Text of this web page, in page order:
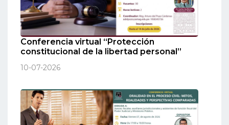
Conferencia virtual “Protección
constitucional de la libertad personal”
10-07-2026